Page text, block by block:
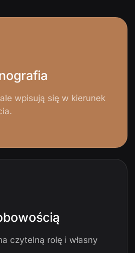
wpisują się w kierunek
czytelną rolę i własny